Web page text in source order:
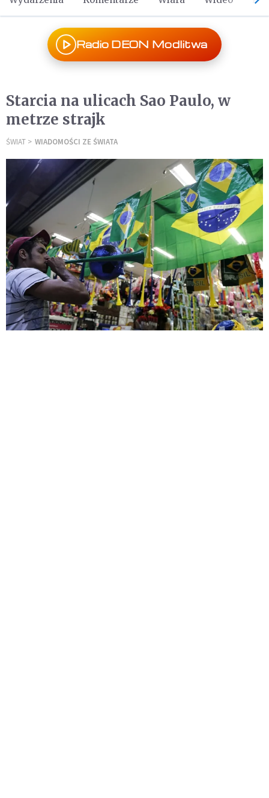
Radio DEON Modlitwa
Starcia na ulicach Sao Paulo, w
metrze strajk
ŚWIAT WIADOMOŚCI ZE ŚWIATA